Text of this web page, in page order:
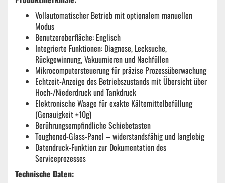
Vollautomatischer Betrieb mit optionalem manuellen
Modus
Benutzeroberfläche: Englisch
Integrierte Funktionen: Diagnose, Lecksuche,
Rückgewinnung, Vakuumieren und Nachfüllen
Mikrocomputersteuerung für präzise Prozessüberwachung
Echtzeit-Anzeige des Betriebszustands mit Übersicht über
Hoch-/Niederdruck und Tankdruck
Elektronische Waage für exakte Kältemittelbefüllung
(Genauigkeit ±10g)
Berührungsempfindliche Schiebetasten
Toughened-Glass-Panel – widerstandsfähig und langlebig
Datendruck-Funktion zur Dokumentation des
Serviceprozesses
Technische Daten: